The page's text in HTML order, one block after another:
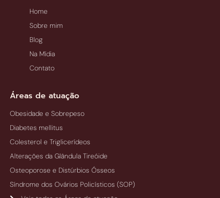
Home
Sobre mim
Blog
Na Mídia
Contato
Áreas de atuação
Obesidade e Sobrepeso
Diabetes mellitus
Colesterol e Triglicerídeos
Alterações da Glândula Tireóide
Osteoporose e Distúrbios Ósseos
Síndrome dos Ovários Policísticos (SOP)